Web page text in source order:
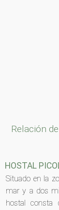
Relación
HOSTAL
Situado en la
mar y a dos
hostal consta